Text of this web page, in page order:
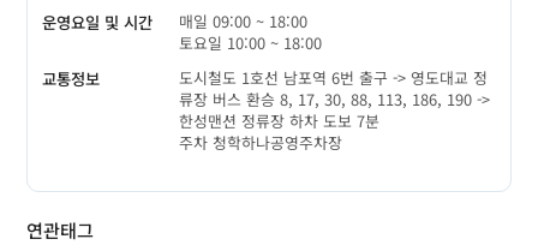
운영요일 및 시간
매일 09:00 ~ 18:00
토요일 10:00 ~ 18:00
교통정보
도시철도 1호선 남포역 6번 출구 -> 영도대교 정
류장 버스 환승 8, 17, 30, 88, 113, 186, 190 ->
한성맨션 정류장 하차 도보 7분
주차 청학하나공영주차장
연관태그